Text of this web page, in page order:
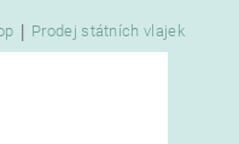
| Prodej státních vlajek